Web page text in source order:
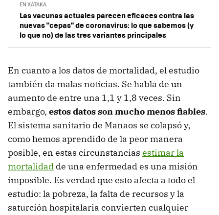
EN XATAKA
Las vacunas actuales parecen eficaces contra las
nuevas "cepas" de coronavirus: lo que sabemos (y
lo que no) de las tres variantes principales
En cuanto a los datos de mortalidad, el estudio
también da malas noticias. Se habla de un
aumento de entre una 1,1 y 1,8 veces. Sin
embargo, estos datos son mucho menos fiables.
El sistema sanitario de Manaos se colapsó y,
como hemos aprendido de la peor manera
posible, en estas circunstancias estimar la
mortalidad de una enfermedad es una misión
imposible. Es verdad que esto afecta a todo el
estudio: la pobreza, la falta de recursos y la
saturción hospitalaria convierten cualquier